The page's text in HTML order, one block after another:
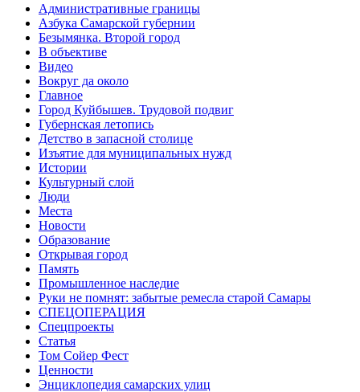
Административные границы
Азбука Самарской губернии
Безымянка. Второй город
В объективе
Видео
Вокруг да около
Главное
Город Куйбышев. Трудовой подвиг
Губернская летопись
Детство в запасной столице
Изъятие для муниципальных нужд
Истории
Культурный слой
Люди
Места
Новости
Образование
Открывая город
Память
Промышленное наследие
Руки не помнят: забытые ремесла старой Самары
СПЕЦОПЕРАЦИЯ
Спецпроекты
Статья
Том Сойер Фест
Ценности
Энциклопедия самарских улиц